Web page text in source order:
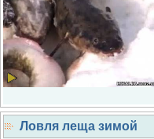
Ловля леща зимой